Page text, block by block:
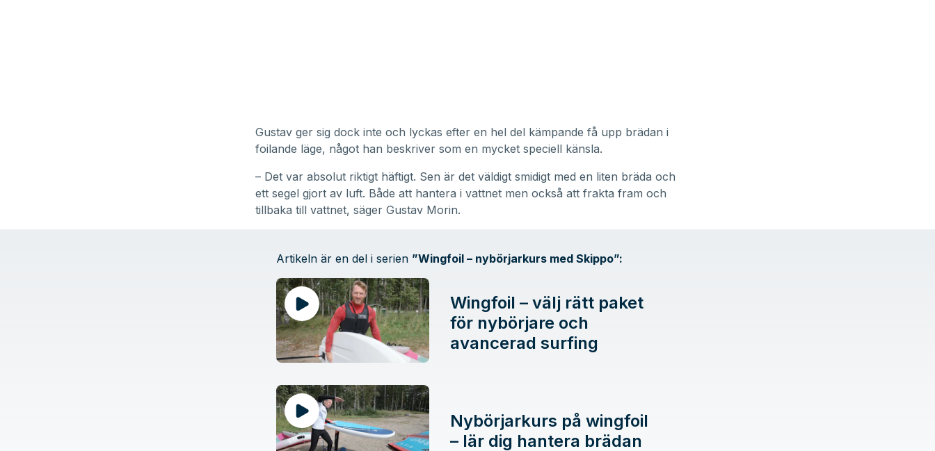
Gustav ger sig dock inte och lyckas efter en hel del kämpande få upp brädan i
foilande läge, något han beskriver som en mycket speciell känsla.
– Det var absolut riktigt häftigt. Sen är det väldigt smidigt med en liten bräda och
ett segel gjort av luft. Både att hantera i vattnet men också att frakta fram och
tillbaka till vattnet, säger Gustav Morin.
Artikeln är en del i serien ”Wingfoil – nybörjarkurs med Skippo”:
Wingfoil – välj rätt paket
för nybörjare och
avancerad surfing
Nybörjarkurs på wingfoil
– lär dig hantera brädan